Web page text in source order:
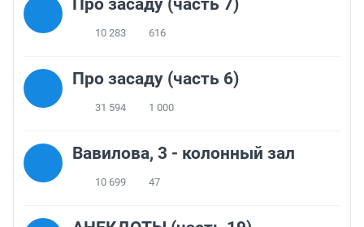
Про засаду (часть 7)
10 283 616
Про засаду (часть 6)
31 594 1 000
Вавилова, 3 - колонный зал
10 699 47